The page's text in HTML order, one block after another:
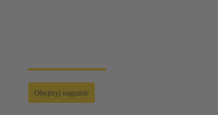
Obejrzyj nagranie